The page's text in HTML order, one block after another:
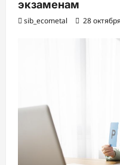
экзаменам
sib_ecometal 28